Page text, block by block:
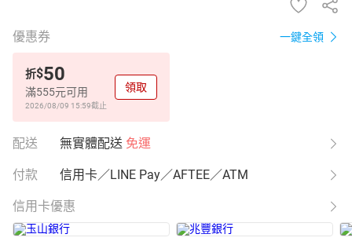
優惠券 一鍵全領
折$50
滿555元可用
2026/08/09 15:59截止
領取
配送 無實體配送 免運
付款 信用卡／LINE Pay／AFTEE／ATM
信用卡優惠